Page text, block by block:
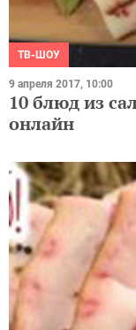
ТВ-ШОУ
9 апреля 2017, 10:00
10 блюд из
онлайн